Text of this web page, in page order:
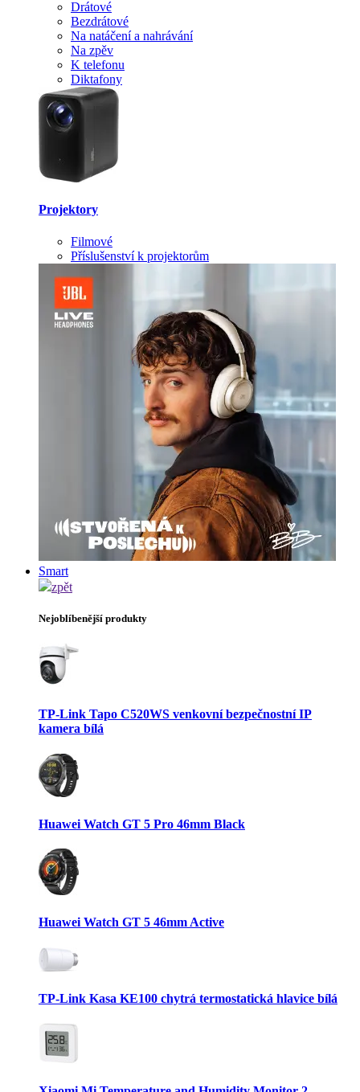
Drátové
Bezdrátové
Na natáčení a nahrávání
Na zpěv
K telefonu
Diktafony
Projektory
Filmové
Příslušenství k projektorům
Smart
zpět
Nejoblíbenější produkty
TP-Link Tapo C520WS venkovní bezpečnostní IP
kamera bílá
Huawei Watch GT 5 Pro 46mm Black
Huawei Watch GT 5 46mm Active
TP-Link Kasa KE100 chytrá termostatická hlavice bílá